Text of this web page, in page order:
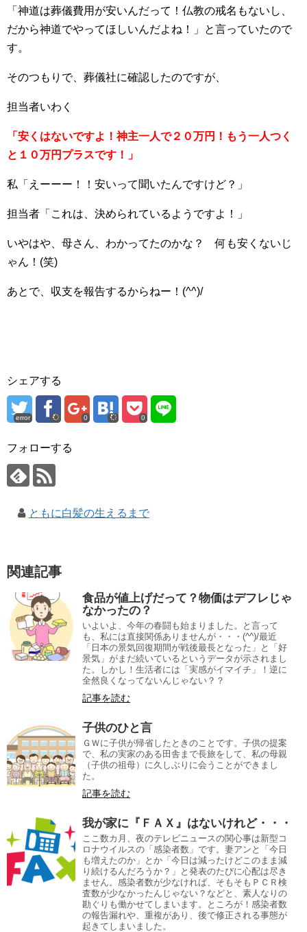
「神道は葬儀費用が安いんだって！仏教の戒名もないし、
だから神道でやってほしいんだよね！」と言っていたので
す。
そのつもりで、葬儀社に確認したのですが、
担当者いわく
「安くはないですよ！神主一人で２０万円！もう一人つく
と１０万円プラ スです！」
私「えーーー！！安いって聞いたんですけど？」
担当者「これは、決められているようですよ！」
いやはや、母さん、わかってたのかな？ 何も安くないじ
ゃん！(笑)
あとで、収支を報告するからねー！(^^)/
シェアする
error 0 0
フォローする
ともに白髪の生えるまで
関連記事
食品が値上げだって？物価はデフレじゃ
なかったの？
いよいよ、今年の春闘も始まりました。と言って
も、私には直接関係ありませんが・・・(^^)/最近
「日本の景気回復期間が戦後最長となった」と「好
景気」がまだ続いているというデータが示されまし
た。しかし！生活者には「実感がイマイチ」！逆に
全然良くなってないんじゃない？？
記事を読む
子供のひと言
ＧＷに子供が帰省したときのことです。子供の提案
で、私の実家のある田舎まで長旅をして、私の母親
（子供の祖母）に久しぶりに会うことができまし
た。
記事を読む
我が家に『ＦＡＸ』はないけれど・・・
ここ数カ月、夜のテレビニュースの関心事は新型コ
ロナウイルスの「感染者数」です。妻アンと「今日
も増えたのか」とか「今日は減ったけどこのまま減
り続けるんだろうか？」と発表のたびに心配は尽き
ません。感染者数が少なければ、そもそもＰＣＲ検
査数が少なかったんじゃない？などと、素人なりの
勘ぐりも働かせてしまいます。ところが！感染者数
の報告漏れや、重複があり、後で修正される事態が
起きてしまいました。